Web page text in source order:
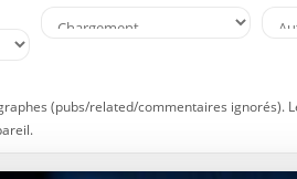
(pubs/related/commentaires ignorés).